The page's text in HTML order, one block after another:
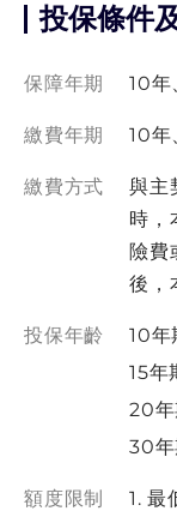
投保條件
保障年期 10年
繳費年期 10年
繳費方式
與主
時，
險費
後，
投保年齡
10年
15年
20年
30年
額度限制
1. 最